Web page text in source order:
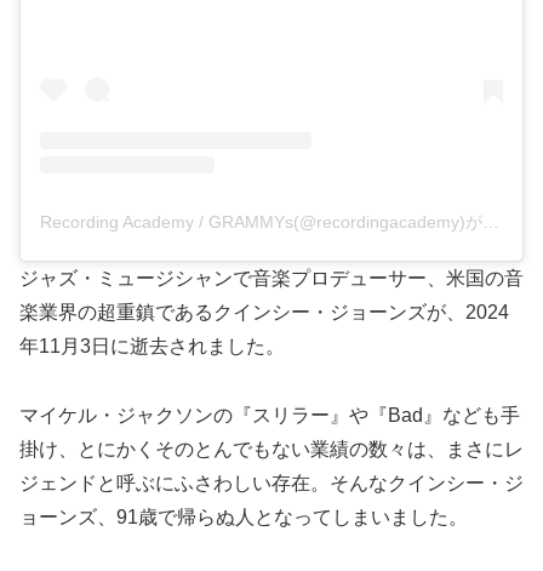
Recording Academy / GRAMMYs(@recordingacademy)がシェアした投稿
ジャズ・ミュージシャンで音楽プロデューサー、米国の音
楽業界の超重鎮であるクインシー・ジョーンズが、2024
年11月3日に逝去されました。
マイケル・ジャクソンの『スリラー』や『Bad』なども手
掛け、とにかくそのとんでもない業績の数々は、まさにレ
ジェンドと呼ぶにふさわしい存在。そんなクインシー・ジ
ョーンズ、91歳で帰らぬ人となってしまいました。